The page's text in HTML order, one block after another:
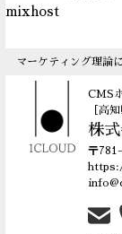
mixhost
マーケティング理論
CMS
［高
株
〒